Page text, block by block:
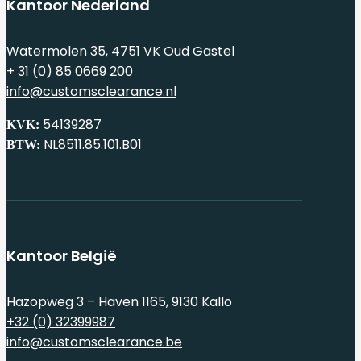
Kantoor Nederland
Watermolen 35, 4751 VK Oud Gastel
+ 31 (0) 85 0669 200
info@customsclearance.nl
KVK: 54139287
BTW: NL8511.85.101.B01
Kantoor België
Hazopweg 3 – Haven 1165, 9130 Kallo
+32 (0) 32399987
info@customsclearance.be